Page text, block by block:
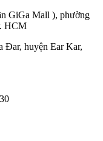
GiGa Mall ), phường
HCM
Đar, huyện Ear Kar,